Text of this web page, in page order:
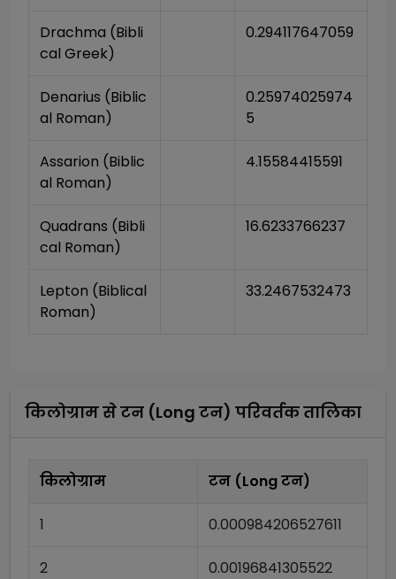
Drachma (Bibli
cal Greek)
0.294117647059
Denarius (Biblic
al Roman)
0.25974025974
5
Assarion (Biblic
al Roman)
4.15584415591
Quadrans (Bibli
cal Roman)
16.6233766237
Lepton (Biblical
Roman)
33.2467532473
किलोग्रामसेटन (Long टन) परिवर्तक तालिका
किलोग्राम टन (Long टन)
1 0.000984206527611
2 0.00196841305522